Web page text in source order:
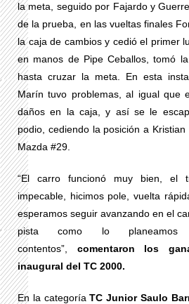
la meta, seguido por Fajardo y
de la prueba, en las vueltas finales
la caja de cambios y cedió el primer
en manos de Pipe Ceballos, tomó
hasta cruzar la meta. En esta
Marín tuvo problemas, al igual que
daños en la caja, y así se le
podio, cediendo la posición a
Mazda #29.
“El carro funcionó muy bien, el
impecable, hicimos pole, vuelta
esperamos seguir avanzando en el
pista como lo
contentos”, comentaron los
inaugural del TC 2000.
En la categoríaTC Junior Saulo